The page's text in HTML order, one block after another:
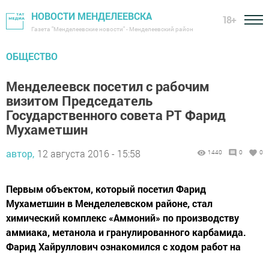
НОВОСТИ МЕНДЕЛЕЕВСКА
Газета "Менделеевские новости" - Менделеевский район
18+
ОБЩЕСТВО
Менделеевск посетил с рабочим
визитом Председатель
Государственного совета РТ Фарид
Мухаметшин
автор, 12 августа 2016 - 15:58 1440 0 0
Первым объектом, который посетил Фарид
Мухаметшин в Менделелевском районе, стал
химический комплекс «Аммоний» по производству
аммиака, метанола и гранулированного карбамида.
Фарид Хайруллович ознакомился с ходом работ на